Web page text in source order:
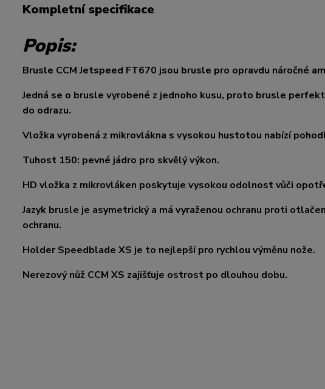
Kompletní specifikace
Popis:
Brusle CCM Jetspeed FT670 jsou brusle pro opravdu náročné
Jedná se o brusle vyrobené z jednoho kusu, proto brusle
do odrazu.
Vložka vyrobená z mikrovlákna s vysokou hustotou nabízí
Tuhost 150: pevné jádro pro skvělý výkon.
HD vložka z mikrovláken poskytuje vysokou odolnost vůči
Jazyk brusle je asymetrický a má vyraženou ochranu proti
ochranu.
Holder Speedblade XS je to nejlepší pro rychlou výměnu nože.
Nerezový nůž CCM XS zajišťuje ostrost po dlouhou dobu.